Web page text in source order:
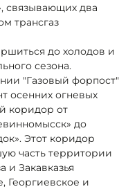
связывающих два
трансгаз
до холодов и
сезона.
"Газовый форпост"
осенних огневых
коридор от
до
Этот коридор
часть территории
и Закавказья
Георгиевское и